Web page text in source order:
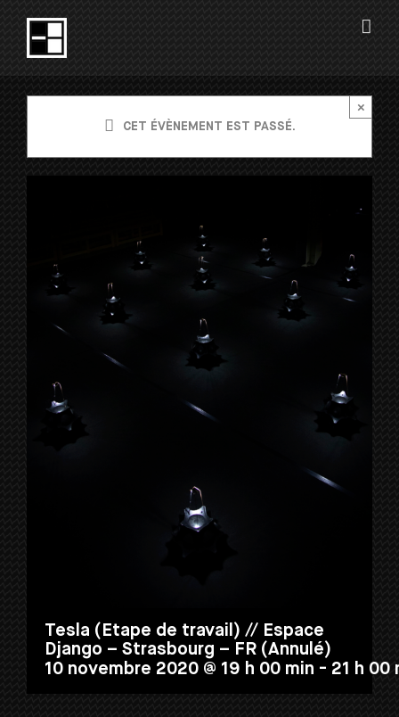
contenu
CET ÉVÈNEMENT EST PASSÉ.
×
Tesla (Etape de travail) // Espace
Django – Strasbourg – FR (Annulé)
10 novembre 2020 @ 19 h 00 min - 21 h 00